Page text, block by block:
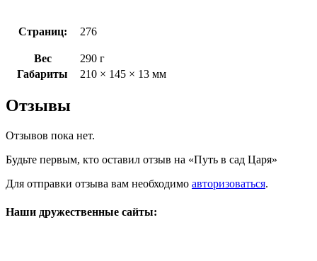
Страниц: 276
Вес
290 г
Габариты
210 × 145 × 13 мм
Отзывы
Отзывов пока нет.
Будьте первым, кто оставил отзыв на «Путь в сад Царя»
Для отправки отзыва вам необходимо авторизоваться.
Наши дружественные сайты: